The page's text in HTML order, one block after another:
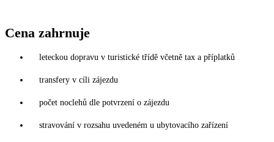
Cena zahrnuje
leteckou dopravu v turistické třídě včetně tax a příplatků
transfery v cíli zájezdu
počet noclehů dle potvrzení o zájezdu
stravování v rozsahu uvedeném u ubytovacího zařízení